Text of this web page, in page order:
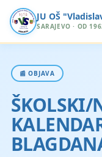
JU OŠ
SARAJEVO · OD
📰 OBJAVA
ŠKOLSKI/